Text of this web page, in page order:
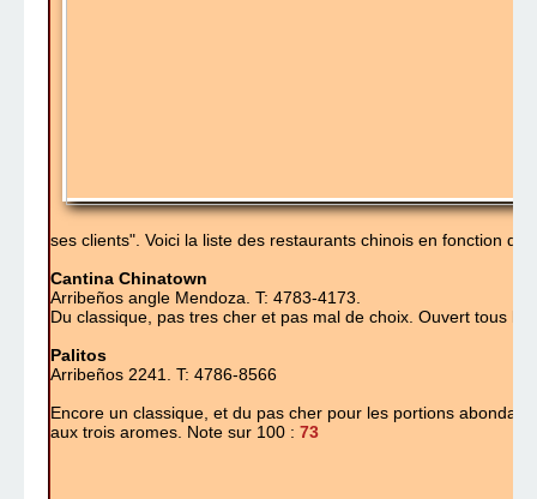
ses clients". Voici la liste des restaurants chinois en fonction
Cantina Chinatown
Arribeños angle Mendoza. T: 4783-4173.
Du classique, pas tres cher et pas mal de choix. Ouvert tous
Palitos
Arribeños 2241. T: 4786-8566
Encore un classique, et du pas cher pour les portions
aux trois aromes. Note sur 100 : 73